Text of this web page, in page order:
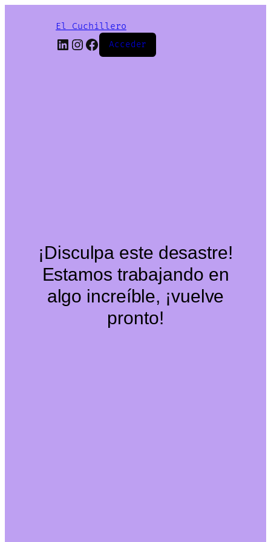
El Cuchillero
LinkedIn
Instagram
Facebook
Acceder
¡Disculpa este desastre!
Estamos trabajando en
algo increíble, ¡vuelve
pronto!